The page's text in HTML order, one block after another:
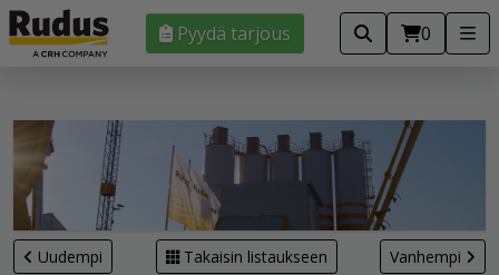
Pyydä tarjous 0
Uudempi Takaisin listaukseen Vanhempi